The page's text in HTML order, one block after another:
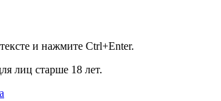
и нажмите Ctrl+Enter.
лиц старше 18 лет.